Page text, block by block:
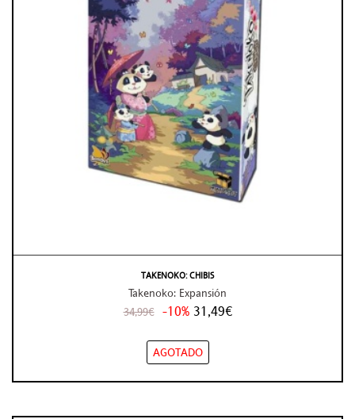
TAKENOKO: CHIBIS
Takenoko: Expansión
34,99€ -10% 31,49€
AGOTADO